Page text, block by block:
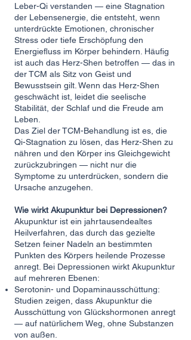
Leber-Qi verstanden — eine Stagnation
der Lebensenergie, die entsteht, wenn
unterdrückte Emotionen, chronischer
Stress oder tiefe Erschöpfung den
Energiefluss im Körper behindern. Häufig
ist auch das Herz-Shen betroffen — das in
der TCM als Sitz von Geist und
Bewusstsein gilt. Wenn das Herz-Shen
geschwächt ist, leidet die seelische
Stabilität, der Schlaf und die Freude am
Leben.
Das Ziel der TCM-Behandlung ist es, die
Qi-Stagnation zu lösen, das Herz-Shen zu
nähren und den Körper ins Gleichgewicht
zurückzubringen — nicht nur die
Symptome zu unterdrücken, sondern die
Ursache anzugehen.
Wie wirkt Akupunktur bei Depressionen?
Akupunktur ist ein jahrtausendealtes
Heilverfahren, das durch das gezielte
Setzen feiner Nadeln an bestimmten
Punkten des Körpers heilende Prozesse
anregt. Bei Depressionen wirkt Akupunktur
auf mehreren Ebenen:
Serotonin- und Dopaminausschüttung:
Studien zeigen, dass Akupunktur die
Ausschüttung von Glückshormonen anregt
— auf natürlichem Weg, ohne Substanzen
von außen.